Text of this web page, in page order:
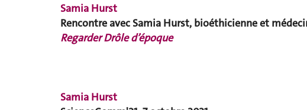
Samia Hurst
Rencontre avec Samia Hurst, bioéthicienne et
Regarder Drôle d’époque
Samia Hurst